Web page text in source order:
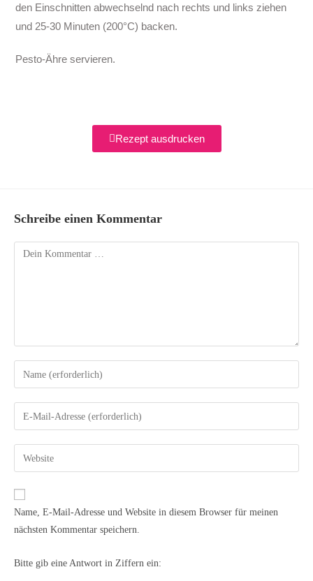
den Einschnitten abwechselnd nach rechts und links ziehen
und 25-30 Minuten (200°C) backen.
Pesto-Ähre servieren.
Rezept ausdrucken
Schreibe einen Kommentar
Name, E-Mail-Adresse und Website in diesem Browser für meinen
nächsten Kommentar speichern.
Bitte gib eine Antwort in Ziffern ein: